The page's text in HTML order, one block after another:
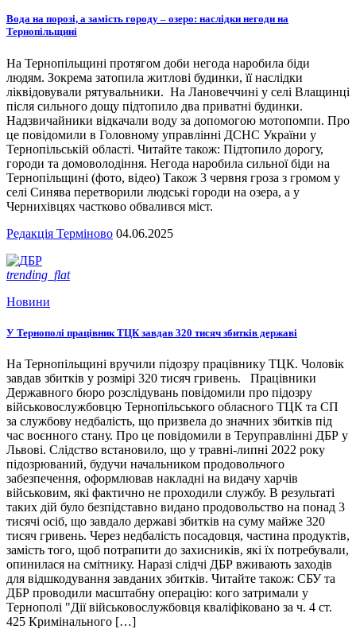
Вода на порозі, а замість городу – озеро: наслідки негоди на
Тернопільщині
На Тернопільщині протягом доби негода наробила біди
людям. Зокрема затопила житлові будинки, її наслідки
ліквідовували рятувальники. На Лановеччині у селі Влащинці
після сильного дощу підтопило два приватні будинки.
Надзвичайники відкачали воду за допомогою мотопомпи. Про
це повідомили в Головному управлінні ДСНС України у
Тернопільській області. Читайте також: Підтопило дорогу,
городи та домоволодіння. Негода наробила сильної біди на
Тернопільщині (фото, відео) Також 3 червня гроза з громом у
селі Синява перетворили людські городи на озера, а у
Чернихівцях частково обвалився міст.
Редакція Терміново 04.06.2025
trending_flat
Новини
У Тернополі працівник ТЦК завдав 320 тисяч збитків державі
На Тернопільщині вручили підозру працівнику ТЦК. Чоловік
завдав збитків у розмірі 320 тисяч гривень. Працівники
Державного бюро розслідувань повідомили про підозру
військовослужбовцю Тернопільського обласного ТЦК та СП
за службову недбалість, що призвела до значних збитків під
час воєнного стану. Про це повідомили в Теруправлінні ДБР у
Львові. Слідство встановило, що у травні-липні 2022 року
підозрюваний, будучи начальником продовольчого
забезпечення, оформлював накладні на видачу харчів
військовим, які фактично не проходили службу. В результаті
таких дій було безпідставно видано продовольство на понад 3
тисячі осіб, що завдало державі збитків на суму майже 320
тисяч гривень. Через недбалість посадовця, частина продуктів,
замість того, щоб потрапити до захисників, які їх потребували,
опинилася на смітнику. Наразі слідчі ДБР вживають заходів
для відшкодування завданих збитків. Читайте також: СБУ та
ДБР проводили масштабну операцію: кого затримали у
Тернополі "Дії військовослужбовця кваліфіковано за ч. 4 ст.
425 Кримінального […]